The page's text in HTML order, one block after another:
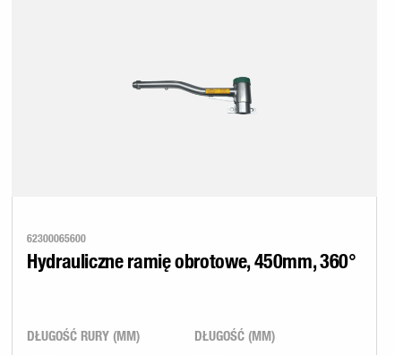
62300065600
Hydrauliczne ramię obrotowe, 450mm, 360°
DŁUGOŚĆ RURY (MM) DŁUGOŚĆ (MM)